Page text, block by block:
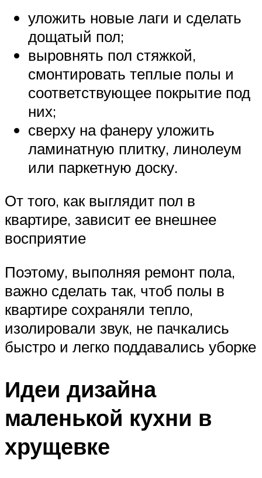
уложить новые лаги и сделать
дощатый пол;
выровнять пол стяжкой,
смонтировать теплые полы и
соответствующее покрытие под
них;
сверху на фанеру уложить
ламинатную плитку, линолеум
или паркетную доску.
От того, как выглядит пол в
квартире, зависит ее внешнее
восприятие
Поэтому, выполняя ремонт пола,
важно сделать так, чтоб полы в
квартире сохраняли тепло,
изолировали звук, не пачкались
быстро и легко поддавались уборке
Идеи дизайна
маленькой кухни в
хрущевке